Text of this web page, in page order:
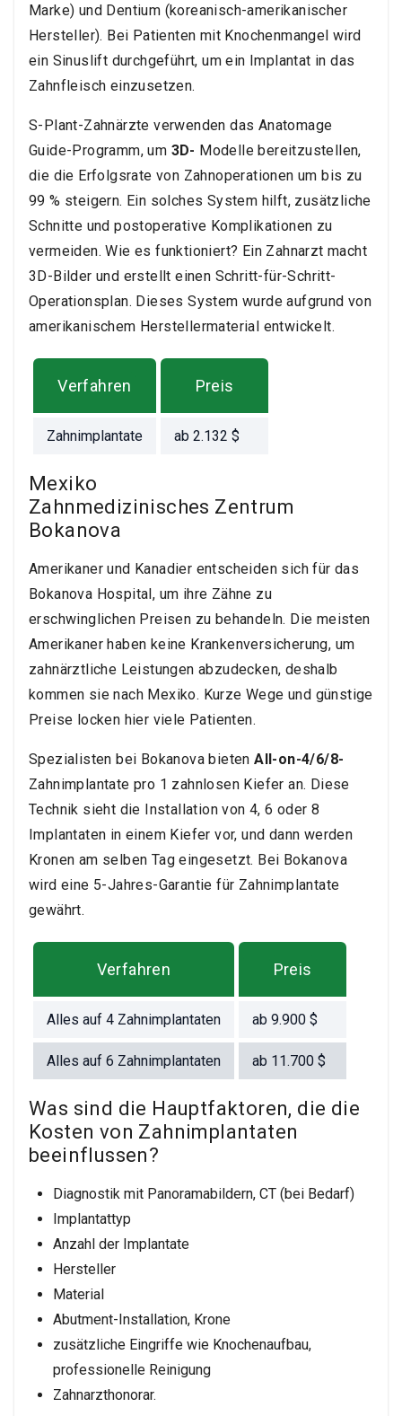
Marke) und Dentium (koreanisch-amerikanischer
Hersteller). Bei Patienten mit Knochenmangel wird
ein Sinuslift durchgeführt, um ein Implantat in das
Zahnfleisch einzusetzen.
S-Plant-Zahnärzte verwenden das Anatomage
Guide-Programm, um 3D- Modelle bereitzustellen,
die die Erfolgsrate von Zahnoperationen um bis zu
99 % steigern. Ein solches System hilft, zusätzliche
Schnitte und postoperative Komplikationen zu
vermeiden. Wie es funktioniert? Ein Zahnarzt macht
3D-Bilder und erstellt einen Schritt-für-Schritt-
Operationsplan. Dieses System wurde aufgrund von
amerikanischem Herstellermaterial entwickelt.
Verfahren Preis
Zahnimplantate ab 2.132 $
Mexiko
Zahnmedizinisches Zentrum
Bokanova
Amerikaner und Kanadier entscheiden sich für das
Bokanova Hospital, um ihre Zähne zu
erschwinglichen Preisen zu behandeln. Die meisten
Amerikaner haben keine Krankenversicherung, um
zahnärztliche Leistungen abzudecken, deshalb
kommen sie nach Mexiko. Kurze Wege und günstige
Preise locken hier viele Patienten.
Spezialisten bei Bokanova bietenAll-on-4/6/8-
Zahnimplantate pro 1 zahnlosen Kiefer an. Diese
Technik sieht die Installation von 4, 6 oder 8
Implantaten in einem Kiefer vor, und dann werden
Kronen am selben Tag eingesetzt. Bei Bokanova
wird eine 5-Jahres-Garantie für Zahnimplantate
gewährt.
Verfahren Preis
Alles auf 4 Zahnimplantaten ab 9.900 $
Alles auf 6 Zahnimplantaten ab 11.700 $
Was sind die Hauptfaktoren, die die
Kosten von Zahnimplantaten
beeinflussen?
Diagnostik mit Panoramabildern, CT (bei Bedarf)
Implantattyp
Anzahl der Implantate
Hersteller
Material
Abutment-Installation, Krone
zusätzliche Eingriffe wie Knochenaufbau,
professionelle Reinigung
Zahnarzthonorar.